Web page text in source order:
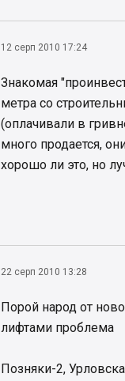
12 серп 2010 17:24
Знакомая
метра со
(оплачивали в
много продается,
хорошо ли это, но
22 серп 2010 13:28
Порой народ от
лифтами проблема
Позняки-2,